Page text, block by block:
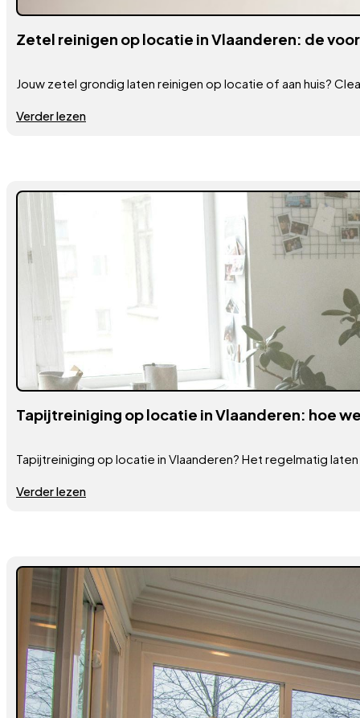
Zetel reinigen op locatie in Vlaanderen: de
Jouw zetel grondig laten reinigen op locatie of aan huis?
Verder lezen
Tapijtreiniging op locatie in Vlaanderen: hoe
Tapijtreiniging op locatie in Vlaanderen? Het regelmatig
Verder lezen